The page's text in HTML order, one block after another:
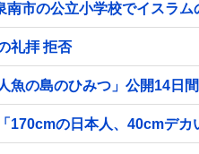
南市の公立小学校でイスラ
礼拝 拒否
魚の島のひみつ」公開14日
170cmの日本人、40cmデ